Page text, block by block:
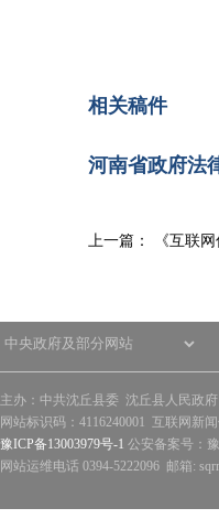
相关稿件
河南省政府法
上一篇： 《互联
主办：中共沈丘县委 沈丘县人民政
网站标识码：4116240001 互联网新
豫ICP备13003979号-1 公安备案号：
网站运维电话 0394-5222096 邮箱: